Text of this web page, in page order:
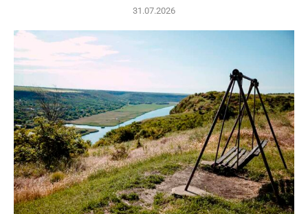
31.07.2026